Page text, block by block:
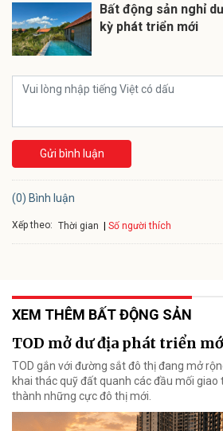
Bất động sản nghỉ
kỳ phát triển mới
Gửi bình luận
(0) Bình luận
Xếp theo: Thời gian Số người thích
XEM THÊM BẤT ĐỘNG SẢN
TOD mở dư địa phát triển
TOD gắn với đường sắt đô thị đang mở
khai thác quỹ đất quanh các đầu mối
thành những cực đô thị mới.